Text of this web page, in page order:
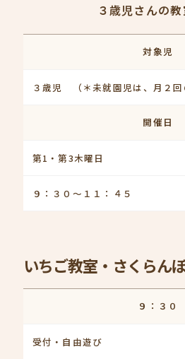
３歳児さんの
対象児
３歳児 （＊未就園児は、月２回
開催日
第1・第3木曜日
９：３０～１１：４５
いちご教室・さくらん
９：３０
受付・自由遊び